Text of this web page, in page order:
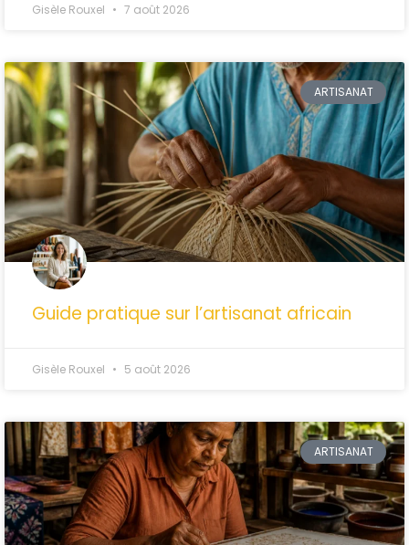
Gisèle Rouxel 7 août 2026
ARTISANAT
Guide pratique sur l’artisanat africain
Gisèle Rouxel 5 août 2026
ARTISANAT